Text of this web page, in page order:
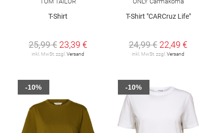
T-Shirt
25,99 € 23,39 €
inkl. MwSt. zzgl.Versand
T-Shirt "CARCruz Life"
24,99 € 22,49 €
inkl. MwSt. zzgl.Versand
-10% -10%